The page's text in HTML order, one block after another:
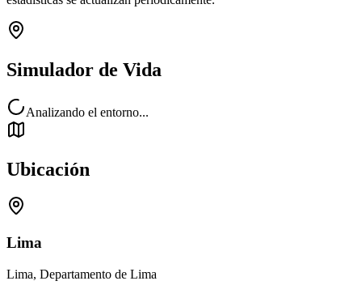
Simulador de Vida
Analizando el entorno...
Ubicación
Lima
Lima, Departamento de Lima